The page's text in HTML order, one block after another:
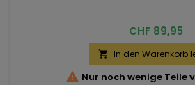
Preis
CHF 89,95
 In den Warenkorb
 Nur noch wenige Teile